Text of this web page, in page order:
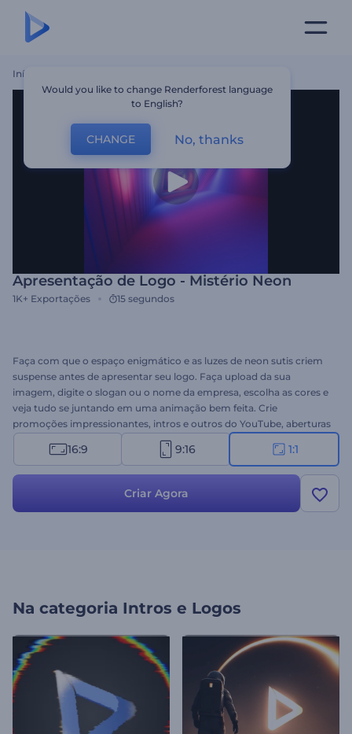
Início
Apresentação de Logo - Mistério Neon
1K+ Exportações 15 segundos
Faça com que o espaço enigmático e as luzes de neon sutis criem
suspense antes de apresentar seu logo. Faça upload da sua
imagem, digite o slogan ou o nome da empresa, escolha as cores e
veja tudo se juntando em uma animação bem feita. Crie
promoções impressionantes, intros e outros do YouTube, aberturas
de filmes e muito mais. Experimente hoje!
16:9 9:16 1:1
Criar Agora
Na categoria Intros e Logos
Would you like to change Renderforest language
to English?
CHANGE No, thanks